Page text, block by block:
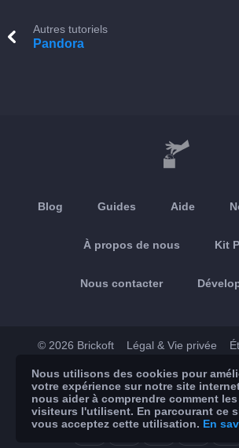
Autres tutoriels
Pandora
Blog Guides Aide
À propos de nous Kit
Nous contacter
© 2026 Brickoft Légal & Vie privée
App Store Google
Nous utilisons des cookies pour
votre expérience sur notre site
nous aider à comprendre comment les
visiteurs l'utilisent. En parcourant ce
vous acceptez cette utilisation. En